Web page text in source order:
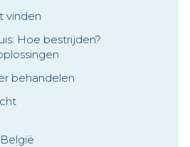
vinden
Hoe bestrijden?
behandelen